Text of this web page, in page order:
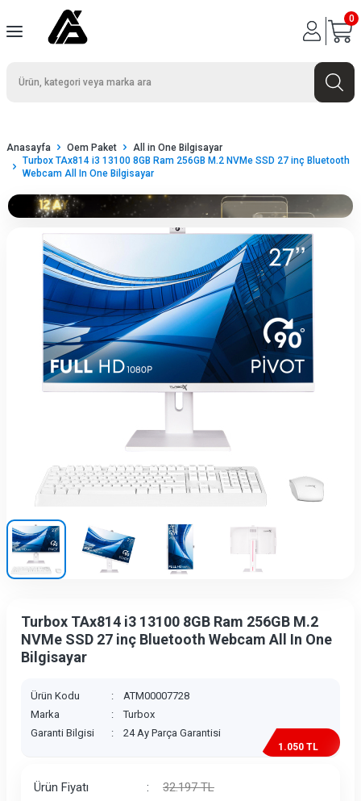
0
Anasayfa Oem Paket
All in One Bilgisayar
Turbox TAx814 i3 13100 8GB Ram 256GB M.2 NVMe SSD 27 inç Bluetooth
Webcam All In One Bilgisayar
Turbox TAx814 i3 13100 8GB Ram 256GB M.2
NVMe SSD 27 inç Bluetooth Webcam All In One
Bilgisayar
Ürün Kodu :
ATM00007728
Marka
:
Turbox
Garanti Bilgisi
: 24 Ay Parça Garantisi
1.050 TL
Ürün Fiyatı : 32.197TL